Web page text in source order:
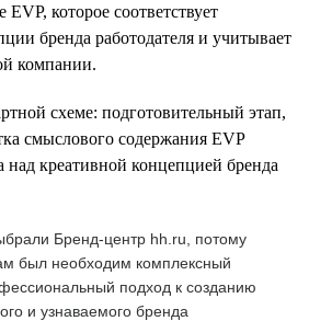
EVP, которое соответствует
бренда работодателя и учитывает
компании.
схеме: подготовительный этап,
смыслового содержания EVP
над креативной концепцией бренда
Бренд-центр hh.ru, потому
был необходим комплексный
подход к созданию
и узнаваемого бренда